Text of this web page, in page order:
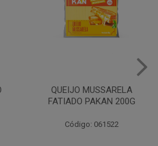
BANDEJA COXA DE FRANGO
CONG COPACOL 1KG
Código: 066530